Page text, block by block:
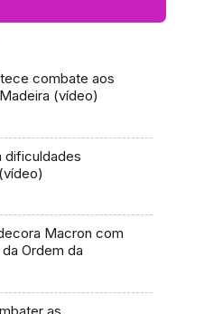
combate aos
(vídeo)
dificuldades
Macron com
Ordem da